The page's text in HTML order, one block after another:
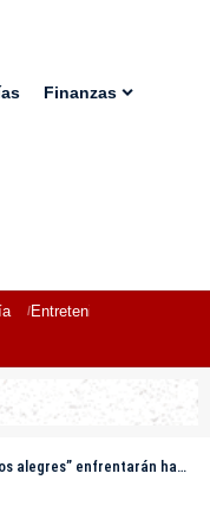
Finanzas
Entretenimiento
años de prisión con el nuevo Código Penal